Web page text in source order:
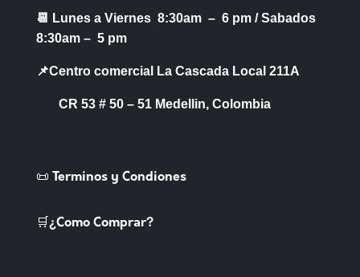
📆 Lunes a Viernes 8:30am – 6 pm /Sabados
8:30am – 5 pm
📌Centro comercial La Cascada Local 211A
CR 53 # 50 – 51 Medellin, Colombia
📜 Terminos y Condiones
🛒¿Como Comprar?